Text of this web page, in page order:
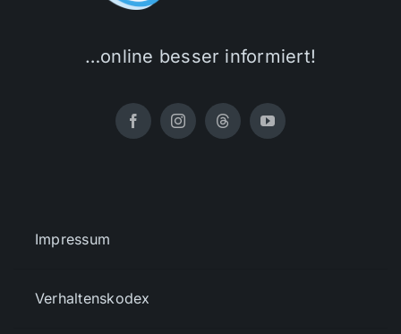
…online besser informiert!
Impressum
Verhaltenskodex